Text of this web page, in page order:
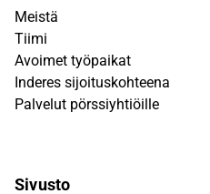
Meistä
Tiimi
Avoimet työpaikat
Inderes sijoituskohteena
Palvelut pörssiyhtiöille
Sivusto